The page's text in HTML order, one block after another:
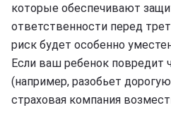
которые обеспечивают
ответственности перед
риск будет особенно
Если ваш ребенок повредит
(например, разобьет
страховая компания